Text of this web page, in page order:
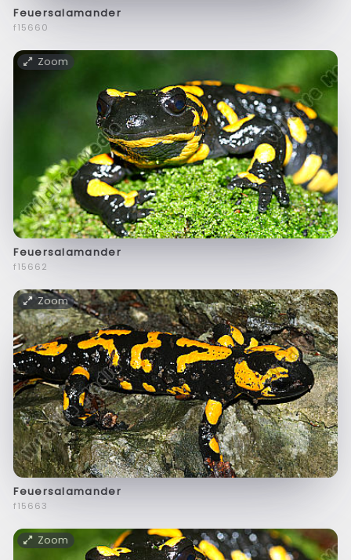
Feuersalamander
f15660
Zoom
Feuersalamander
f15662
Zoom
Feuersalamander
f15663
Zoom